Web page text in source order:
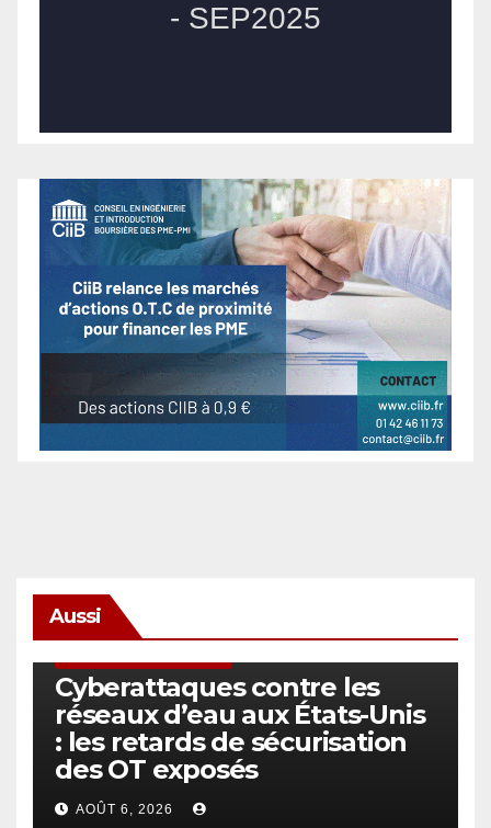
Aussi
Cyberattaques contre les
réseaux d’eau aux États-Unis
: les retards de sécurisation
des OT exposés
AOÛT 6, 2026